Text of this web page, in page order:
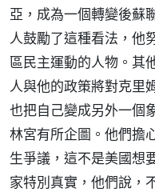
亞，成為一個轉變後蘇
人鼓勵了這種看法，他
區民主運動的人物。其
人與他的政策將對克里
也把自己變成另外一個
林宮有所企圖。他們擔
生爭議，這不是美國想
家特別真實，他們說，